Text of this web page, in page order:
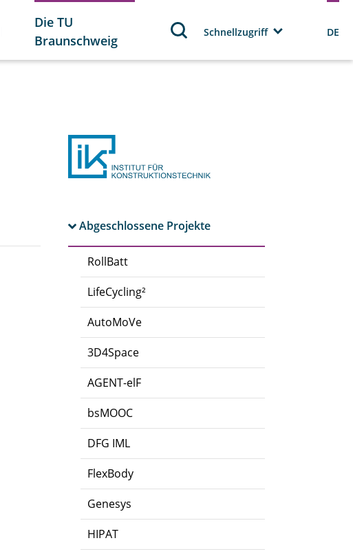
Die TU
Braunschweig
Schnellzugriff DE
Abgeschlossene Projekte
RollBatt
LifeCycling²
AutoMoVe
3D4Space
AGENT-elF
bsMOOC
DFG IML
FlexBody
Genesys
HIPAT